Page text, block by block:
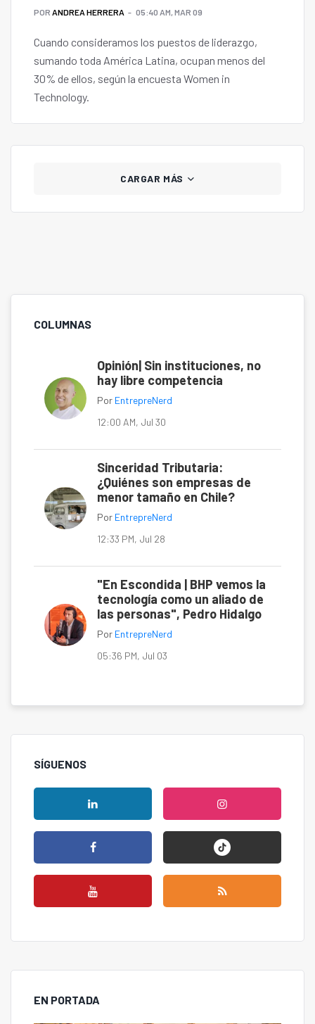
POR ANDREA HERRERA 05:40 AM, MAR 09
Cuando consideramos los puestos de liderazgo,
sumando toda América Latina, ocupan menos del
30% de ellos, según la encuesta Women in
Technology.
CARGAR MÁS
COLUMNAS
Opinión| Sin instituciones, no
hay libre competencia
Por EntrepreNerd
12:00 AM, Jul 30
Sinceridad Tributaria:
¿Quiénes son empresas de
menor tamaño en Chile?
Por EntrepreNerd
12:33 PM, Jul 28
"En Escondida | BHP vemos la
tecnología como un aliado de
las personas", Pedro Hidalgo
Por EntrepreNerd
05:36 PM, Jul 03
SÍGUENOS
EN PORTADA